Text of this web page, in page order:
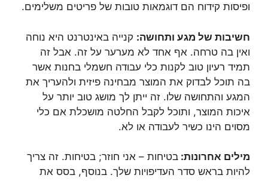
ופיסות קידוח הם דוגמאות טובות של פריטים משלימים.
חשיבות של מגע ותחושה: קנייה באינטרנט היא נוחה
ואין בה טרחה. אף אחד לא מערער על זה. אבל זה
תמיד רעיון טוב לקנות כלי עבודה חשמלי בחנות אשר
בה תוכל לבדוק את המוצר מבחינה פיזית ולהעריך את
המגע והתחושה שלו. זה ייתן לך מושג טוב יותר על
איכות המוצר, ותוכל לקבל החלטה מושכלת אם כלי
מסוים הינו כשיר לעבודה או לא.
מילים אחרונות: בטיחות – אני חוזר; בטיחות. זה צריך
להיות בראש סדר העדיפויות שלך. בנוסף, בסס את